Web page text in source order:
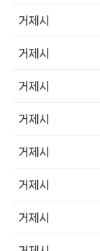
거제시
거제시
거제시
거제시
거제시
거제시
거제시